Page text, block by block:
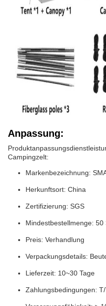
Anpassung:
Campingzelt:
Markenbezeichnung:
Herkunftsort: China
Zertifizierung: SGS
Mindestbestellmenge: 50
Preis: Verhandlung
Verpackungsdetails:
Lieferzeit: 10~30 Tage
Zahlungsbedingungen: